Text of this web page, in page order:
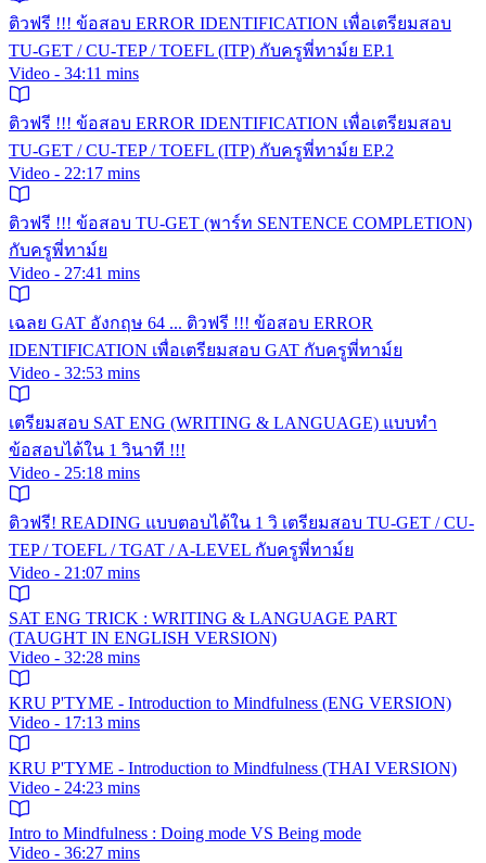
ติวฟรี !!! ข้อสอบ ERROR IDENTIFICATION เพื่อเตรียมสอบ
TU-GET / CU-TEP / TOEFL (ITP) กับครูพี่ทาม์ย EP.1
Video - 34:11 mins
ติวฟรี !!! ข้อสอบ ERROR IDENTIFICATION เพื่อเตรียมสอบ
TU-GET / CU-TEP / TOEFL (ITP) กับครูพี่ทาม์ย EP.2
Video - 22:17 mins
ติวฟรี !!! ข้อสอบ TU-GET (พาร์ท SENTENCE COMPLETION)
กับครูพี่ทาม์ย
Video - 27:41 mins
เฉลย GAT อังกฤษ 64 ... ติวฟรี !!! ข้อสอบ ERROR
IDENTIFICATION เพื่อเตรียมสอบ GAT กับครูพี่ทาม์ย
Video - 32:53 mins
เตรียมสอบ SAT ENG (WRITING & LANGUAGE) แบบทำ
ข้อสอบได้ใน 1 วินาที !!!
Video - 25:18 mins
ติวฟรี! READING แบบตอบได้ใน 1 วิ เตรียมสอบ TU-GET / CU-
TEP / TOEFL / TGAT / A-LEVEL กับครูพี่ทาม์ย
Video - 21:07 mins
SAT ENG TRICK : WRITING & LANGUAGE PART
(TAUGHT IN ENGLISH VERSION)
Video - 32:28 mins
KRU P'TYME - Introduction to Mindfulness (ENG VERSION)
Video - 17:13 mins
KRU P'TYME - Introduction to Mindfulness (THAI VERSION)
Video - 24:23 mins
Intro to Mindfulness : Doing mode VS Being mode
Video - 36:27 mins